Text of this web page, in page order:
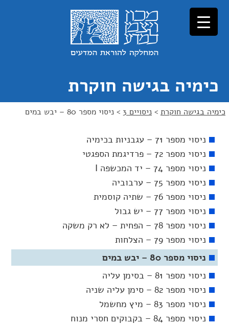
כימיה בגישה חוקרת
כימיה בגישה חוקרת > ניסויים 3 > ניסוי מספר 80 – יבש במים
ניסוי מספר 71 – עגבניות בכימיה
ניסוי מספר 72 – פרדיגמת הספגטי
ניסוי מספר 74 – יד המכשפה I
ניסוי מספר 75 – ערבוביה
ניסוי מספר 76 – שתיה קוסמית
ניסוי מספר 77 – יש גבול
ניסוי מספר 78 – הפחית – לא רק משקה
ניסוי מספר 79 – הצלחות
ניסוי מספר 80 – יבש במים
ניסוי מספר 81 – בסימן עליה
ניסוי מספר 82 – סימן עליה שניה
ניסוי מספר 83 – מיץ מחשמל
ניסוי מספר 84 – בקבוקים חסרי מנוח